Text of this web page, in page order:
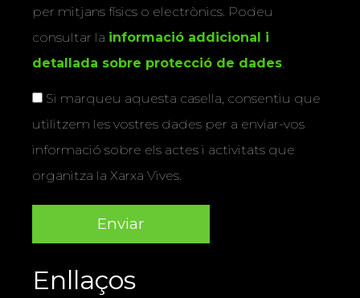
per mitjans físics o electrònics. Podeu
consultar la informació addicional i
detallada sobre protecció de dades
Si marqueu aquesta casella, consentiu que
utilitzem les vostres dades per a enviar-vos
informació sobre els actes i activitats que
organitza la Xarxa Vives.
Enllaços